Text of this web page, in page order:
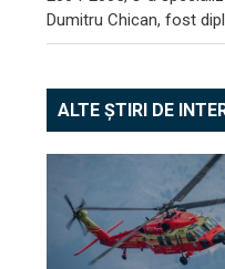
Dumitru Chican, fost
ALTE ȘTIRI DE